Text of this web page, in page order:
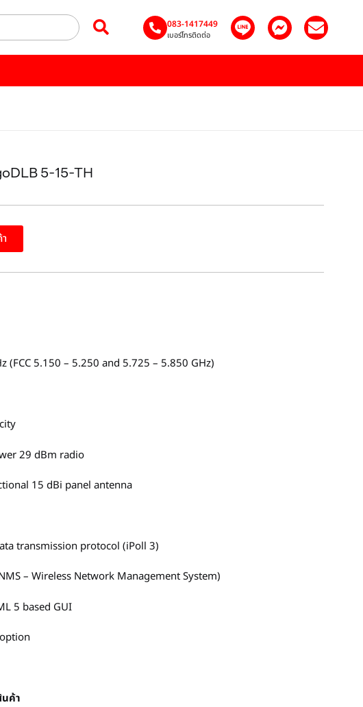
083-1417449
เบอร์โทรติดต่อ
5-15-TH
(FCC 5.150 – 5.250 and 5.725 – 5.850 GHz)
29 dBm radio
15 dBi panel antenna
transmission protocol (iPoll 3)
– Wireless Network Management System)
5 based GUI
ค้า